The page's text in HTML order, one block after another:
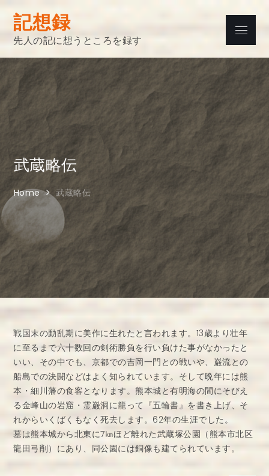
Skip
content
記想録
先人の記に想うところを録す
Menu
武蔵略伝
Home 武蔵略伝
戦国末の動乱期に美作に生れたと言われます。13歳より壮年
に至るまで六十数回の剣術勝負を行い負けた事がなかったと
いい、その中でも、京都での吉岡一門との戦いや、巌流との
船島での決闘などはよく知られています。そして晩年には熊
本・細川藩の食客となります。熊本城と有明海の間にそびえ
る金峰山の岩窟・霊巌洞に籠って『五輪書』を書き上げ、そ
れからいくばくもなく死去します。62年の生涯でした。
墓は熊本城から北東に7㎞ほど離れた武蔵塚公園（熊本市北区
龍田弓削）にあり、同公園には銅像も建てられています。